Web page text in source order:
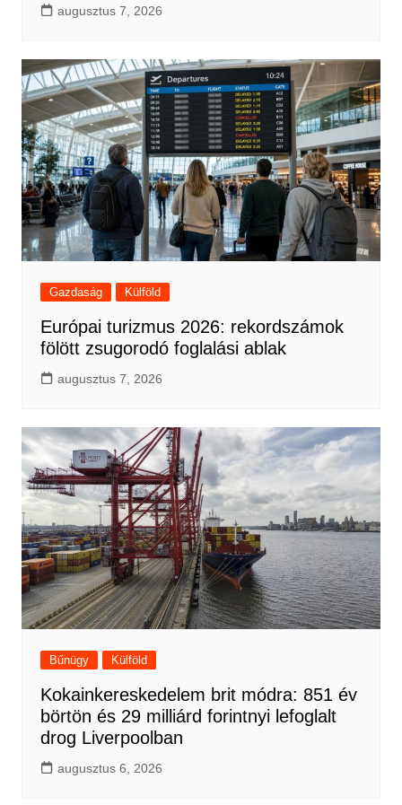
augusztus 7, 2026
Gazdaság Külföld
Európai turizmus 2026: rekordszámok
fölött zsugorodó foglalási ablak
augusztus 7, 2026
Bűnügy Külföld
Kokainkereskedelem brit módra: 851 év
börtön és 29 milliárd forintnyi lefoglalt
drog Liverpoolban
augusztus 6, 2026